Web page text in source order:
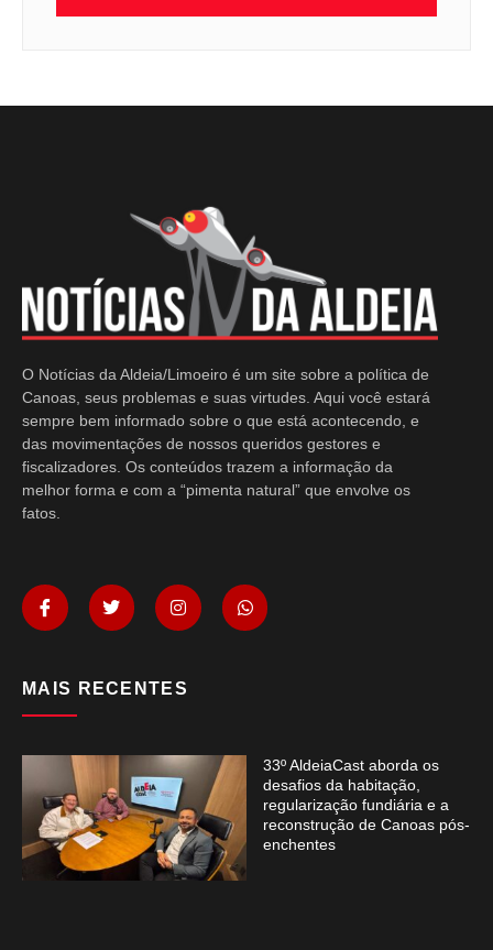
O Notícias da Aldeia/Limoeiro é um site sobre a política de
Canoas, seus problemas e suas virtudes. Aqui você estará
sempre bem informado sobre o que está acontecendo, e
das movimentações de nossos queridos gestores e
fiscalizadores. Os conteúdos trazem a informação da
melhor forma e com a “pimenta natural” que envolve os
fatos.
MAIS RECENTES
33º AldeiaCast aborda os
desafios da habitação,
regularização fundiária e a
reconstrução de Canoas pós-
enchentes